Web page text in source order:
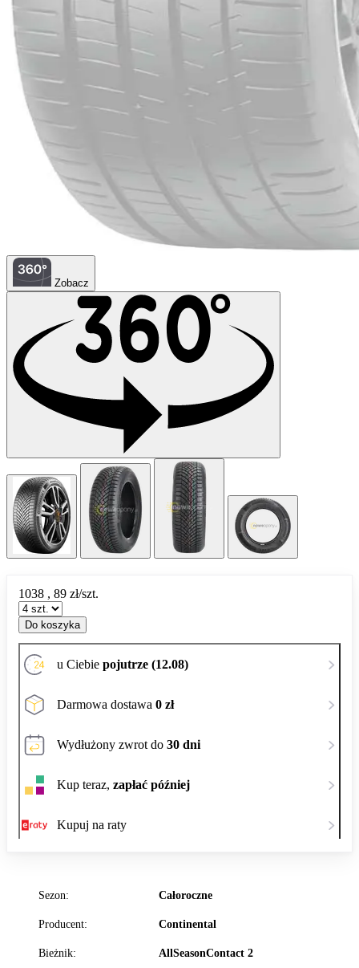
Zobacz
Sezon: Całoroczne
Producent: Continental
Bieżnik: AllSeasonContact 2
1038 , 89 zł/szt.
Do koszyka
u Ciebie pojutrze (12.08)
Darmowa dostawa 0 zł
Wydłużony zwrot do 30 dni
Kup teraz, zapłać później
Kupuj na raty